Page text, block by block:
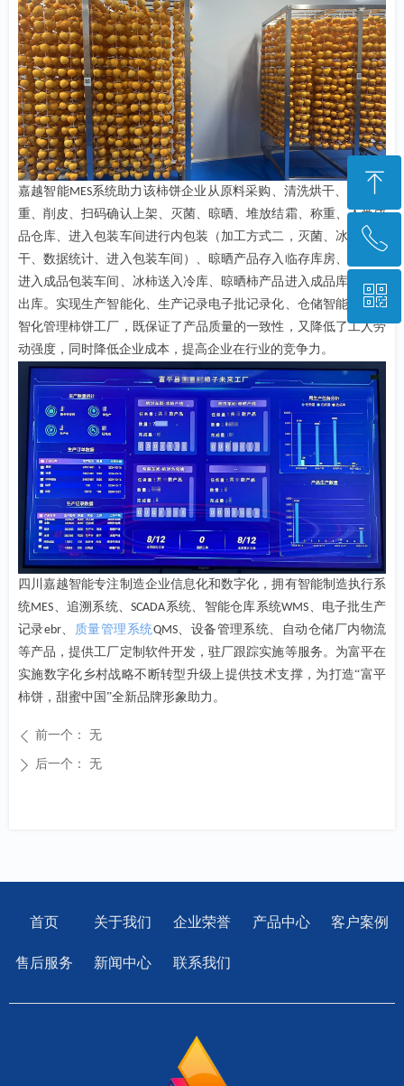
嘉越智能MES系统助力该柿饼企业从原料采购、清洗烘干、分选称
重、削皮、扫码确认上架、灭菌、晾晒、堆放结霜、称重、入半成
品仓库、进入包装车间进行内包装（加工方式二，灭菌、冰柿、烘
干、数据统计、进入包装车间）、晾晒产品存入临存库房、计重后
进入成品包装车间、冰柿送入冷库、晾晒柿产品进入成品库、销售
出库。实现生产智能化、生产记录电子批记录化、仓储智能化，数
智化管理柿饼工厂，既保证了产品质量的一致性，又降低了工人劳
动强度，同时降低企业成本，提高企业在行业的竞争力。
四川嘉越智能专注制造企业信息化和数字化，拥有智能制造执行系
统MES、追溯系统、SCADA系统、智能仓库系统WMS、电子批生产
记录ebr、 质量管理系统QMS、设备管理系统、自动仓储厂内物流
等产品，提供工厂定制软件开发，驻厂跟踪实施等服务。为富平在
实施数字化乡村战略不断转型升级上提供技术支撑，为打造“富平
柿饼，甜蜜中国”全新品牌形象助力。
ꄴ 前一个： 无
ꄲ 后一个： 无
首页 关于我们 产品中心 客户案例
售后服务 新闻中心 联系我们
企业荣誉
ꁸ
回到顶部
ꂅ
028-85223948
ꀥ